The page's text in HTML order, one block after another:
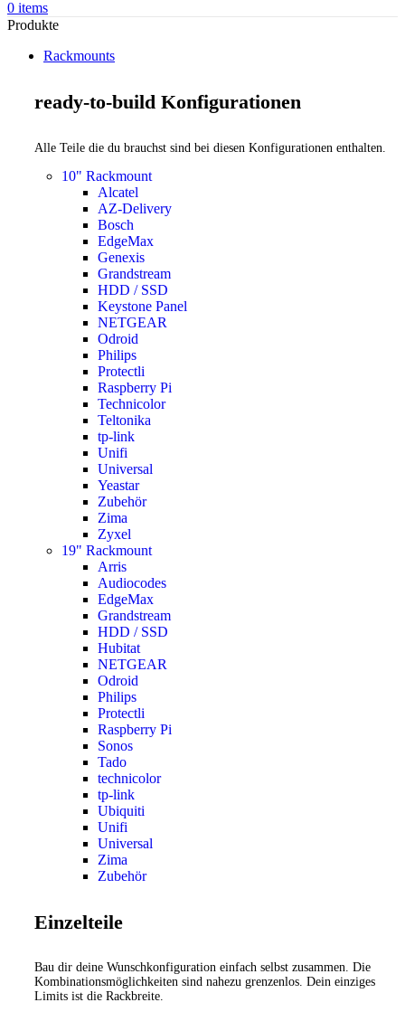
0 items
Produkte
Rackmounts
ready-to-build Konfigurationen
Alle Teile die du brauchst sind bei diesen Konfigurationen enthalten.
10" Rackmount
Alcatel
AZ-Delivery
Bosch
EdgeMax
Genexis
Grandstream
HDD / SSD
Keystone Panel
NETGEAR
Odroid
Philips
Protectli
Raspberry Pi
Technicolor
Teltonika
tp-link
Unifi
Universal
Yeastar
Zubehör
Zima
Zyxel
19" Rackmount
Arris
Audiocodes
EdgeMax
Grandstream
HDD / SSD
Hubitat
NETGEAR
Odroid
Philips
Protectli
Raspberry Pi
Sonos
Tado
technicolor
tp-link
Ubiquiti
Unifi
Universal
Zima
Zubehör
Einzelteile
Bau dir deine Wunschkonfiguration einfach selbst zusammen. Die
Kombinationsmöglichkeiten sind nahezu grenzenlos. Dein einziges
Limits ist die Rackbreite.